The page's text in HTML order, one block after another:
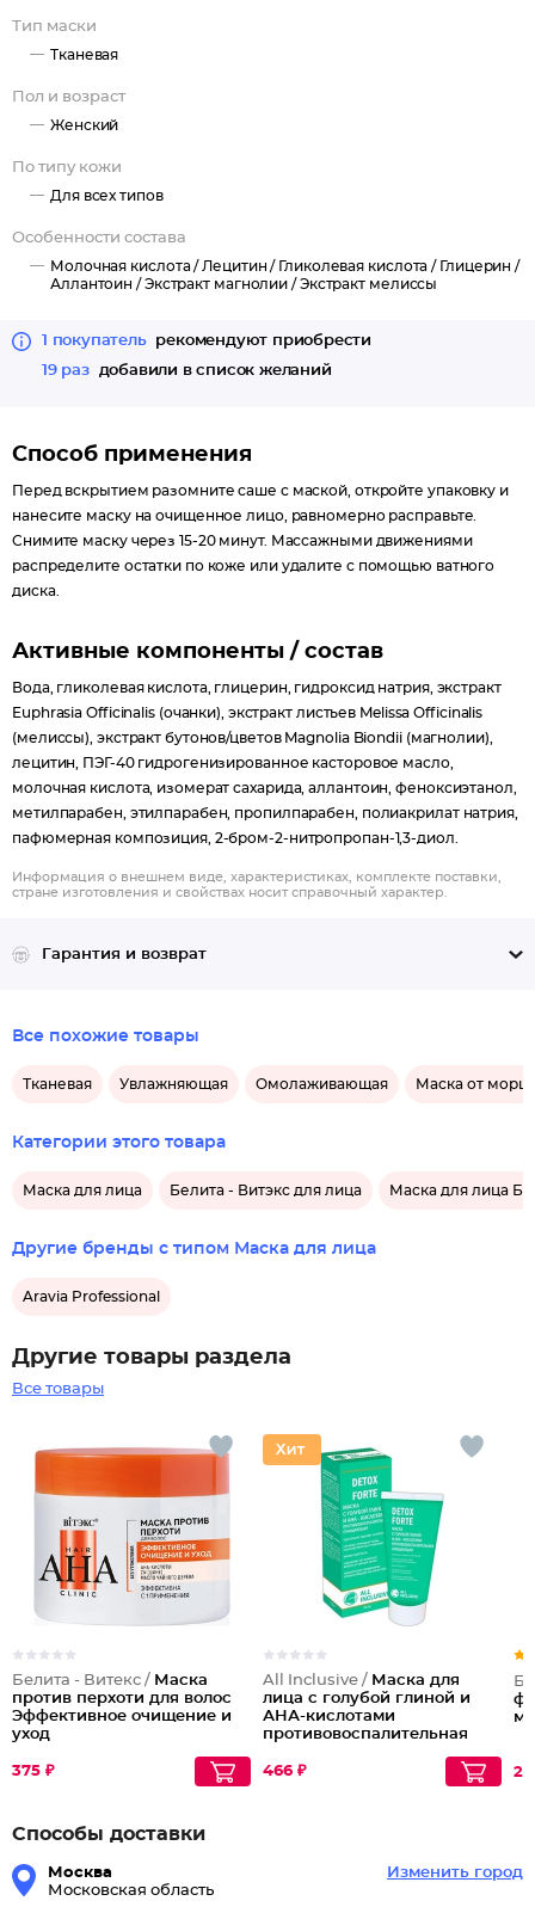
Тип маски
Тканевая
Пол и возраст
Женский
По типу кожи
Для всех типов
Особенности состава
Молочная кислота / Лецитин / Гликолевая кислота / Глицерин /
Аллантоин /Экстракт магнолии /Экстракт мелиссы
1 покупатель
рекомендуют приобрести
19 раз
добавили в список желаний
Способ применения
Перед вскрытием разомните саше с маской, откройте упаковку и
нанесите маску на очищенное лицо, равномерно расправьте.
Снимите маску через 15-20 минут. Массажными движениями
распределите остатки по коже или удалите с помощью ватного
диска.
Активные компоненты / состав
Вода, гликолевая кислота, глицерин, гидроксид натрия, экстракт
Euphrasia Officinalis (очанки), экстракт листьев Melissa Officinalis
(мелиссы), экстракт бутонов/цветов Magnolia Biondii (магнолии),
лецитин, ПЭГ-40 гидрогенизированное касторовое масло,
молочная кислота, изомерат сахарида, аллантоин, феноксиэтанол,
метилпарабен, этилпарабен, пропилпарабен, полиакрилат натрия,
пафюмерная композиция, 2-бром-2-нитропропан-1,3-диол.
Информация о внешнем виде, характеристиках, комплекте поставки,
стране изготовления и свойствах носит справочный характер.
Гарантия и возврат
Все похожие товары
Тканевая Увлажняющая Омолаживающая Маска от
Категории этого товара
Маска для лица Белита - Витэкс для лица Маска для лица
Другие бренды с типом Маска для лица
Aravia Professional
Другие товары раздела
Все товары
Белита - Витекс / Маска
против перхоти для волос
Эффективное очищение и
уход
375 ₽
All Inclusive / Маска для
лица с голубой глиной и
АНА-кислотами
противовоспалительная
466 ₽
Способы доставки
Москва
Московская область
Изменить город